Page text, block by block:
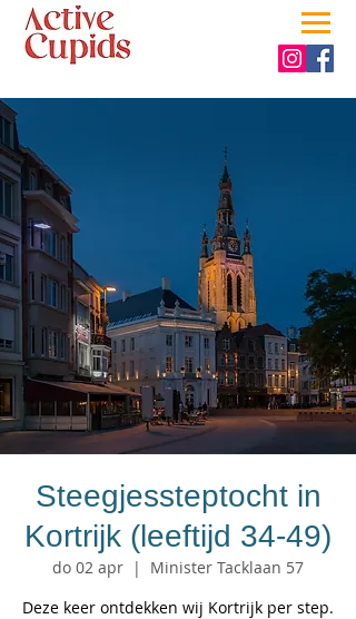
Steegjessteptocht in
Kortrijk (leeftijd 34-49)
do 02 apr
  |
Minister Tacklaan 57
Deze keer ontdekken wij Kortrijk per step.